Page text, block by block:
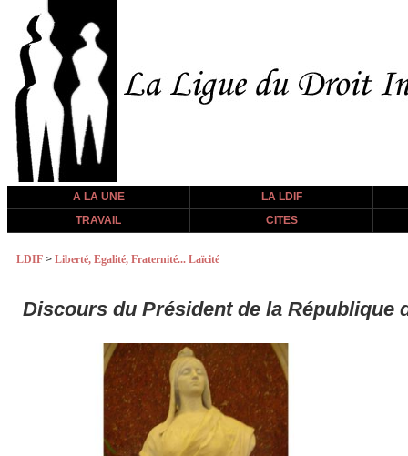
A LA UNE
LA LDIF
TRAVAIL
CITES
LDIF > Liberté, Egalité, Fraternité... Laïcité
Discours du Président de la République